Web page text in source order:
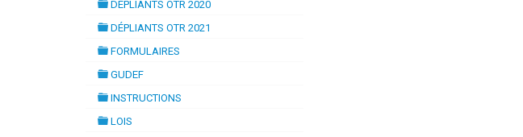
DÉPLIANTS OTR 2020
DÉPLIANTS OTR 2021
FORMULAIRES
GUDEF
INSTRUCTIONS
LOIS